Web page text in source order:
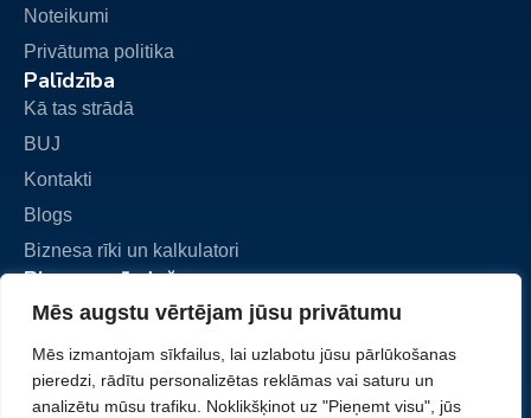
Mēs augstu vērtējam jūsu privātumu
Mēs izmantojam sīkfailus, lai uzlabotu jūsu pārlūkošanas
pieredzi, rādītu personalizētas reklāmas vai saturu un
analizētu mūsu trafiku. Noklikšķinot uz "Pieņemt visu", jūs
Noteikumi
Privātuma politika
Palīdzība
Kā tas strādā
BUJ
Kontakti
Blogs
Biznesa rīki un kalkulatori
Biznesa pārdošana
Pievienot sludinājumu
Mans konts